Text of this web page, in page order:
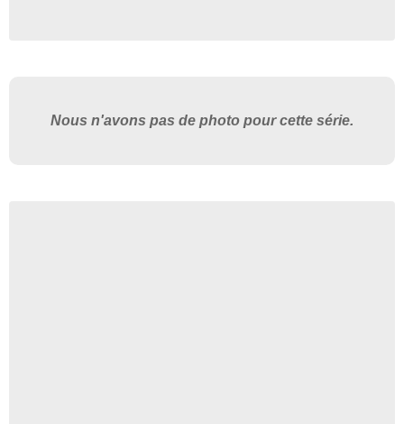
Nous n'avons pas de photo pour cette série.